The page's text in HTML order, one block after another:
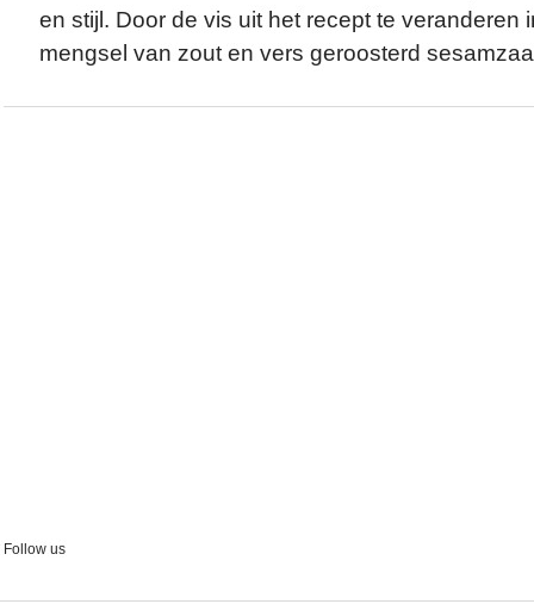
en stijl. Door de vis uit het recept te veranderen
mengsel van zout en vers geroosterd
Follow us